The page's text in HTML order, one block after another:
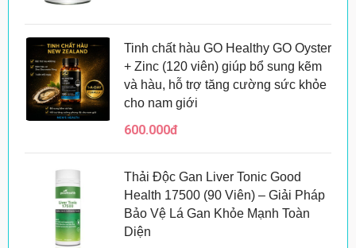
Tinh chất hàu GO Healthy GO Oyster
+ Zinc (120 viên) giúp bổ sung kẽm
và hàu, hỗ trợ tăng cường sức khỏe
cho nam giới
600.000đ
Thải Độc Gan Liver Tonic Good
Health 17500 (90 Viên) – Giải Pháp
Bảo Vệ Lá Gan Khỏe Mạnh Toàn
Diện